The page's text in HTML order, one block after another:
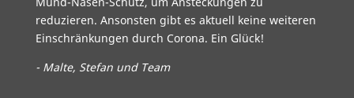
reduzieren. Ansonsten gibt es aktuell keine weiteren
Einschränkungen durch Corona. Ein Glück!
- Malte, Stefan und Team